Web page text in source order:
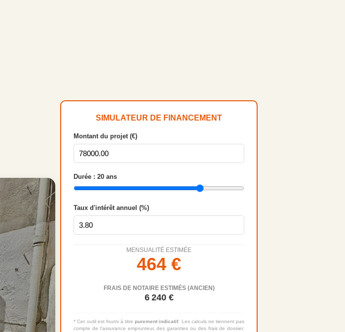
SIMULATEUR DE FINANCEMENT
Montant du projet (€)
Durée :20 ans
Taux d'intérêt annuel (%)
MENSUALITÉ ESTIMÉE
464 €
FRAIS DE NOTAIRE ESTIMÉS (ANCIEN)
6 240€
* Cet outil est fourni à titrepurement indicatif. Les calculs ne tiennent pas
compte de l'assurance emprunteur, des garanties ou des frais de dossier.